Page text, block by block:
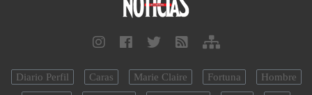
Diario Perfil Caras Marie Claire Fortuna
Hombre